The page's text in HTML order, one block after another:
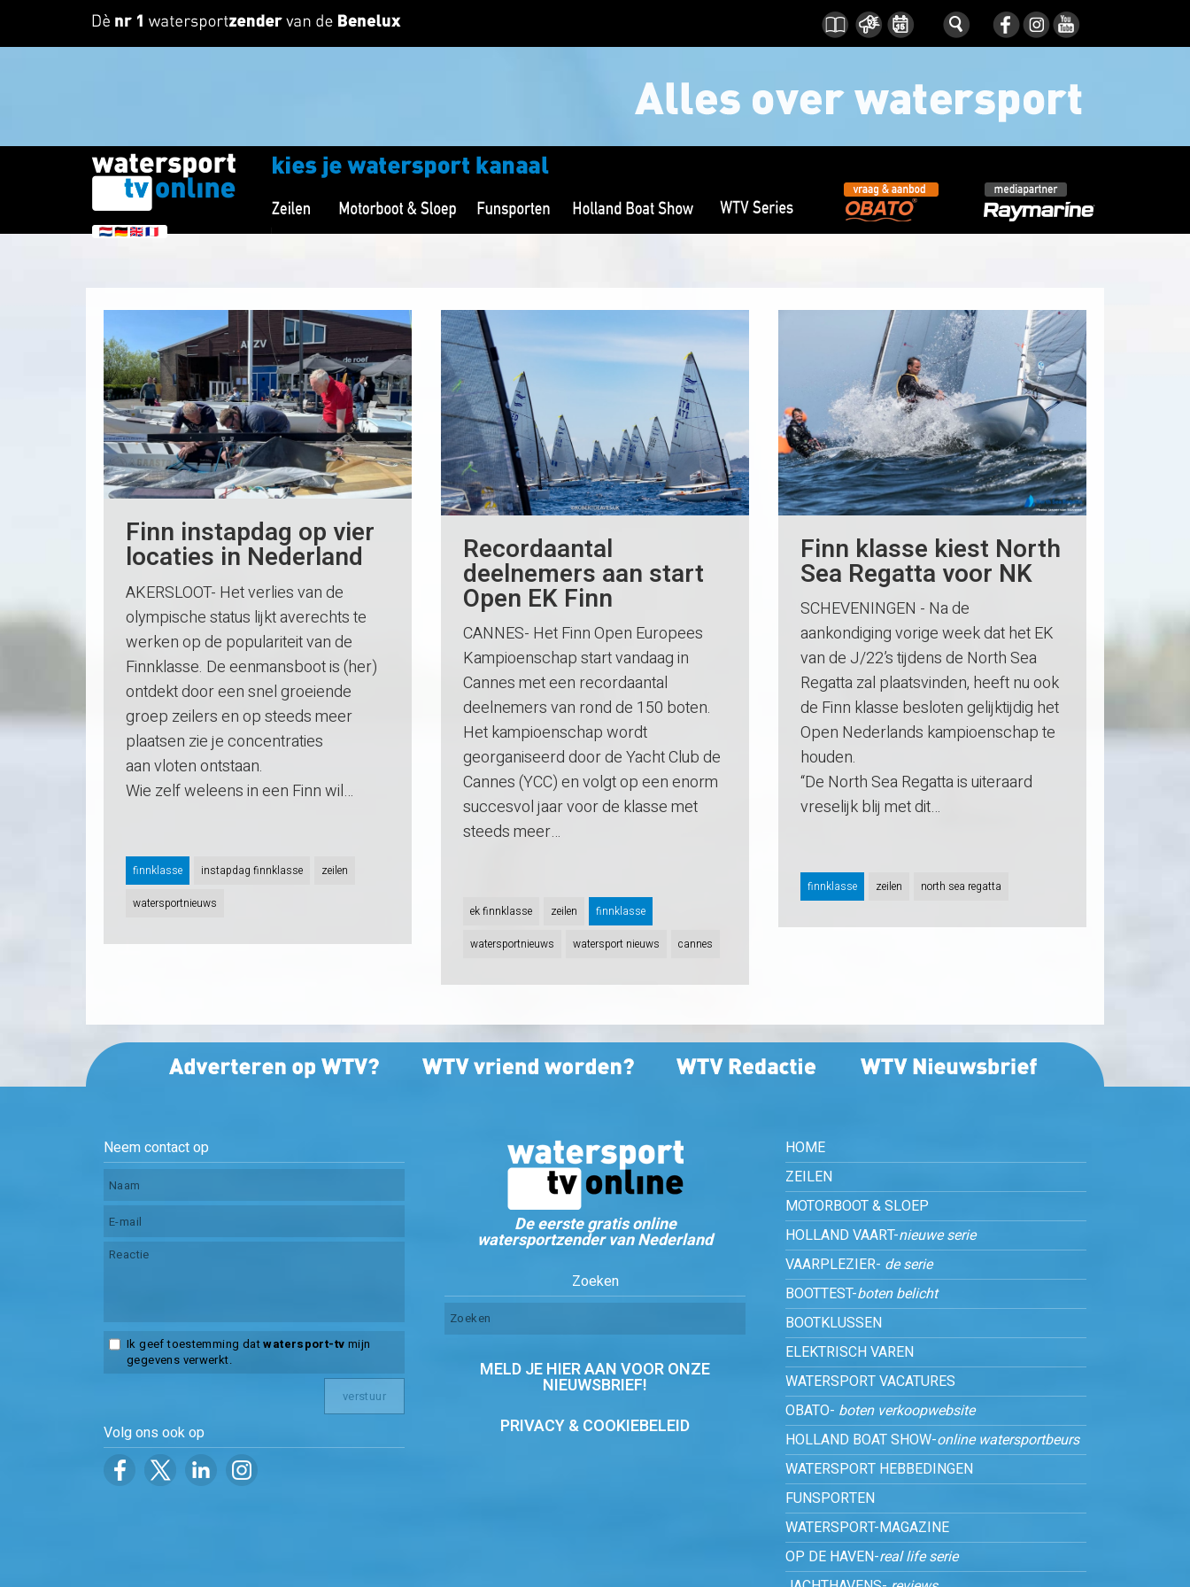
Finn instapdag op vier
locaties in Nederland
AKERSLOOT- Het verlies van de
olympische status lijkt averechts te
werken op de populariteit van de
Finnklasse. De eenmansboot is (her)
ontdekt door een snel groeiende
groep zeilers en op steeds meer
plaatsen zie je concentraties
aan vloten ontstaan.
Wie zelf weleens in een Finn wil…
finnklasse instapdag finnklasse zeilen
watersportnieuws
Recordaantal
deelnemers aan start
Open EK Finn
CANNES- Het Finn Open Europees
Kampioenschap start vandaag in
Cannes met een recordaantal
deelnemers van rond de 150 boten.
Het kampioenschap wordt
georganiseerd door de Yacht Club de
Cannes (YCC) en volgt op een enorm
succesvol jaar voor de klasse met
steeds meer…
ek finnklasse zeilen finnklasse
watersportnieuws watersport nieuws cannes
Finn klasse kiest North
Sea Regatta voor NK
SCHEVENINGEN - Na de
aankondiging vorige week dat het EK
van de J/22’s tijdens de North Sea
Regatta zal plaatsvinden, heeft nu ook
de Finn klasse besloten gelijktijdig het
Open Nederlands kampioenschap te
houden.
“De North Sea Regatta is uiteraard
vreselijk blij met dit…
finnklasse zeilen north sea regatta
Neem contact op
Ik geef toestemming datwatersport-tv mijn
gegevens verwerkt.
Volg ons ook op
De eerste gratis online
watersportzender van Nederland
Zoeken
MELD JE HIER AAN VOOR ONZE
NIEUWSBRIEF!
PRIVACY & COOKIEBELEID
HOME
ZEILEN
MOTORBOOT & SLOEP
HOLLAND VAART-nieuwe serie
VAARPLEZIER- de serie
BOOTTEST-boten belicht
BOOTKLUSSEN
ELEKTRISCH VAREN
WATERSPORT VACATURES
OBATO- boten verkoopwebsite
HOLLAND BOAT SHOW-online watersportbeurs
WATERSPORT HEBBEDINGEN
FUNSPORTEN
WATERSPORT-MAGAZINE
OP DE HAVEN-real life serie